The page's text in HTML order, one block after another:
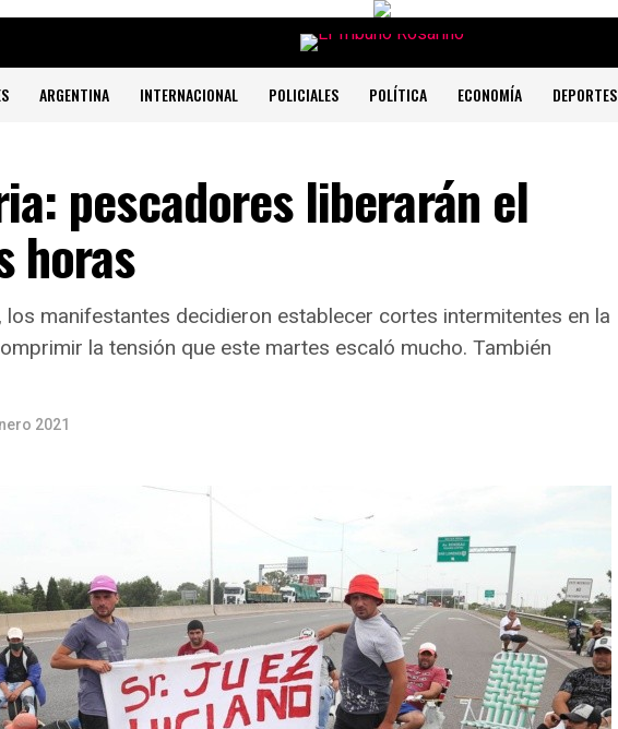
ARGENTINA INTERNACIONAL POLICIALES POLÍTICA ECONOMÍA DEPORTES
pescadores liberarán el
horas
los manifestantes decidieron establecer cortes intermitentes en la
la tensión que este martes escaló mucho. También
2021